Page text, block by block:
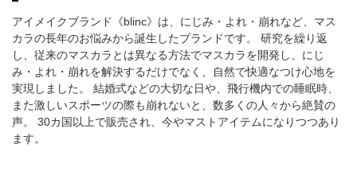
アイメイクブランド《blinc》は、にじみ・よれ・崩れなど、マス
カラの長年のお悩みから誕生したブランドです。 研究を繰り返
し、従来のマスカラとは異なる方法でマスカラを開発し、にじ
み・よれ・崩れを解決するだけでなく、自然で快適なつけ心地を
実現しました。 結婚式などの大切な日や、飛行機内での睡眠時、
また激しいスポーツの際も崩れないと、数多くの人々から絶賛の
声。 30カ国以上で販売され、今やマストアイテムになりつつあり
ます。